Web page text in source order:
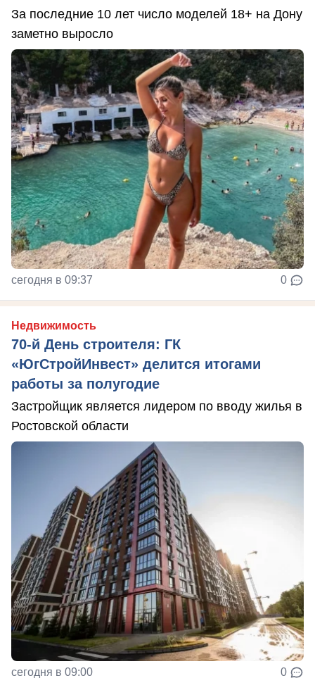
За последние 10 лет число моделей 18+ на Дону
заметно выросло
сегодня в 09:37 0
Недвижимость
70-й День строителя: ГК
«ЮгСтройИнвест» делится итогами
работы за полугодие
Застройщик является лидером по вводу жилья в
Ростовской области
сегодня в 09:00 0